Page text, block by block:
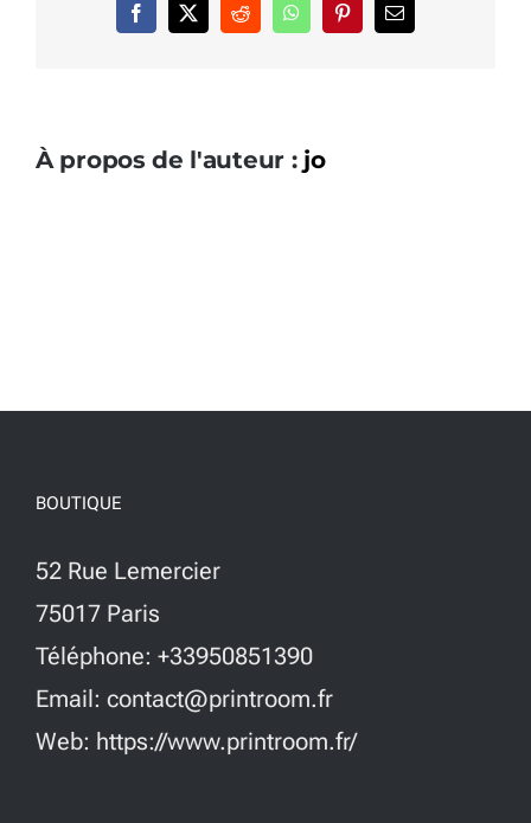
Facebook
X RedditWhatsAppPinterestEmail
À propos de l'auteur : jo
BOUTIQUE
52 Rue Lemercier
75017 Paris
Téléphone: +33950851390
Email: contact@printroom.fr
Web: https://www.printroom.fr/